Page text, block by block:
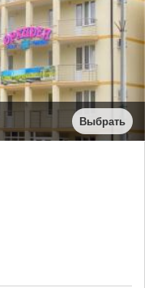
Выбрать